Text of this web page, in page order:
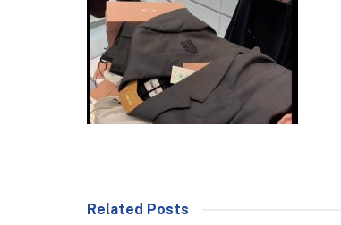
Related Posts